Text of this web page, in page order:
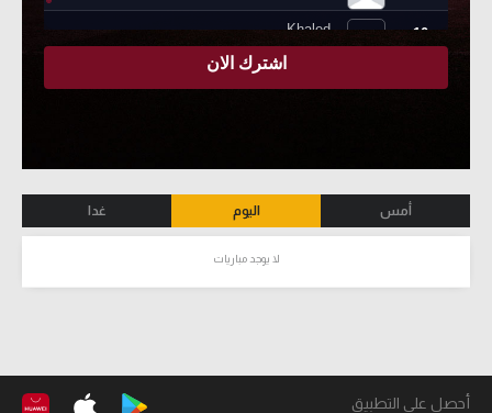
أمس اليوم غدا
لا يوجد مباريات
أحصل على التطبيق